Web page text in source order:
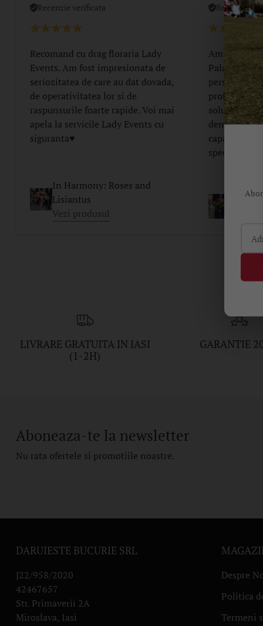
Recenzie verificata
Recomand cu drag floraria Lady
Events. Am fost impresionata de
seriozitatea de care au dat dovada,
de operativitatea lor si de
raspunsurile foarte rapide. Voi mai
apela la servicile Lady Events cu
siguranta♥️
In Harmony: Roses and
Lisiantus
Vezi produsul
Recenzie
Am apelat
Palas pentru
persoane
solutii pro-
capacitatea
speciale.
LIVRARE GRATUITA IN IASI
(1-2H)
GARANTIE
Aboneaza-te la newsletter
Nu rata ofertele si promotiile noastre.
DARUIESTE BUCURIE SRL
J22/958/2020
42467657
Str. Primaverii 2A
Miroslava, Iasi
Despre
Politica
Termeni